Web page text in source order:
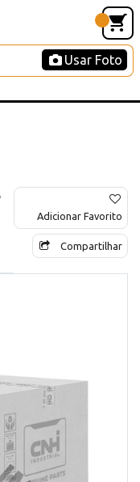
Usar Foto
Adicionar Favorito
Compartilhar